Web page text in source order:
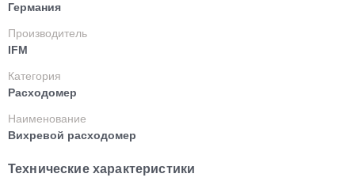
Германия
Производитель
IFM
Категория
Расходомер
Наименование
Вихревой расходомер
Технические характеристики